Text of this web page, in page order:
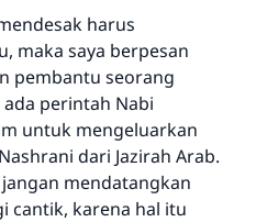
harus
maka saya berpesan
pembantu seorang
perintah Nabi
untuk mengeluarkan
dari Jazirah Arab.
mendatangkan
cantik, karena hal itu
jawaban untuk umat
Rasulullah ﷺ bersabda
suatu kebaikan,
pahala yang
yang melakukannya"
1893